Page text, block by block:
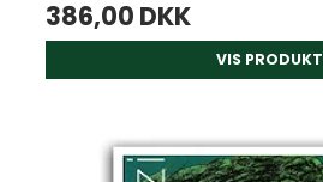
386,00 DKK
VIS PRODUKT